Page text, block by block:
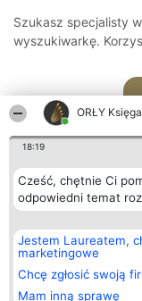
ORŁY
18:19
Cześć, chętnie Ci
odpowiedni temat
Jestem Laureatem,
marketingowe
Chcę zgłosić swoją
Mam inną sprawę
Szukasz specjalisty
wyszukiwarkę.
Organizator plebiscytu
Bright Side Solutions sp. z o.
o. sp. k.
ul. Ruska 22
Wrocław 50-079
KRS 0000749100 | Regon